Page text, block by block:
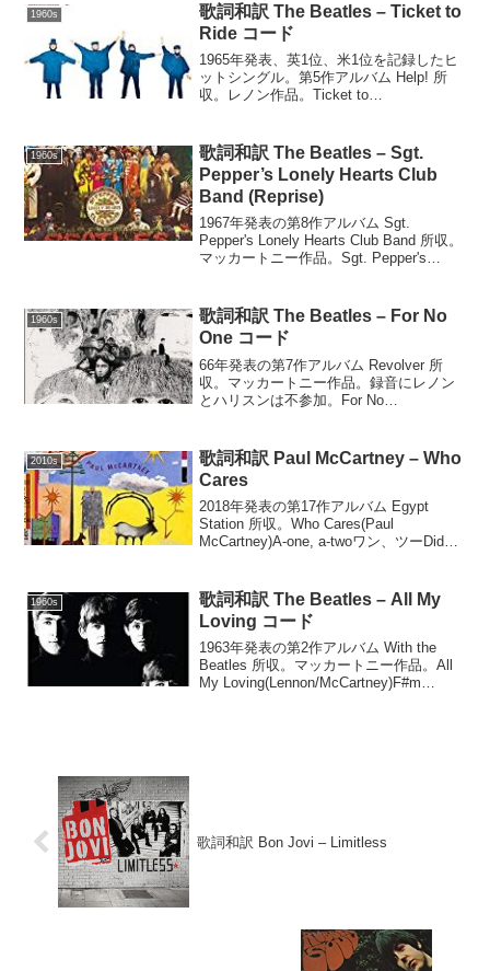
1960s
歌詞和訳 The Beatles – Ticket to
Ride コード
1965年発表、英1位、米1位を記録したヒ
ットシングル。第5作アルバム Help! 所
収。レノン作品。Ticket to
1960s
歌詞和訳 The Beatles – Sgt.
Pepper’s Lonely Hearts Club
Band (Reprise)
1967年発表の第8作アルバム Sgt.
Pepper's Lonely Hearts Club Band 所収。
マッカートニー作品。Sgt. Pepper's
1960s
歌詞和訳 The Beatles – For No
One コード
66年発表の第7作アルバム Revolver 所
収。マッカートニー作品。録音にレノン
とハリスンは不参加。For No
2010s
歌詞和訳 Paul McCartney – Who
Cares
2018年発表の第17作アルバム Egypt
Station 所収。Who Cares(Paul
McCartney)A-one, a-twoワン、ツーDid
1960s
歌詞和訳 The Beatles – All My
Loving コード
1963年発表の第2作アルバム With the
Beatles 所収。マッカートニー作品。All
My Loving(Lennon/McCartney)F#m
歌詞和訳 Bon Jovi – Limitless